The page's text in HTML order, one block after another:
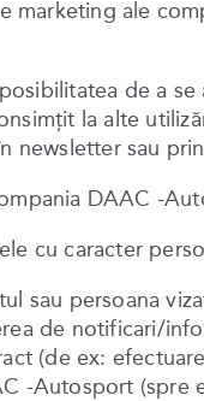
marketing ale
de a
la alte
sau
DAAC -
cu caracter
sau persoana
de notificari/
(de ex:
-Autosport